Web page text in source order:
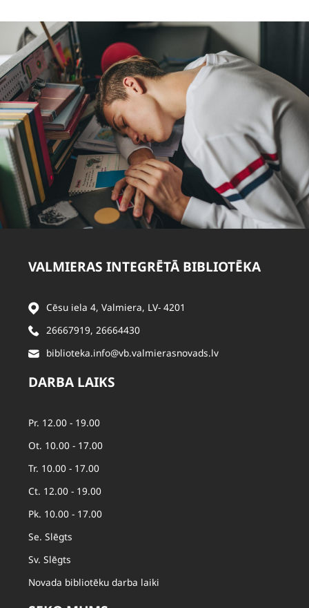
VALMIERAS INTEGRĒTĀ BIBLIOTĒKA
Cēsu iela 4, Valmiera, LV- 4201
26667919, 26664430
biblioteka.info@vb.valmierasnovads.lv
DARBA LAIKS
Pr. 12.00 - 19.00
Ot. 10.00 - 17.00
Tr. 10.00 - 17.00
Ct. 12.00 - 19.00
Pk. 10.00 - 17.00
Se. Slēgts
Sv. Slēgts
Novada bibliotēku darba laiki